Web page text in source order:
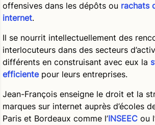
offensives dans les dépôts ou rachats
internet.
Il se nourrit intellectuellement des
interlocuteurs dans des secteurs
différents en construisant avec eux la
efficientepour leurs entreprises.
Jean-François enseigne le droit et la
marques sur internet auprès d’écoles
Paris et Bordeaux comme l’INSEEC ou